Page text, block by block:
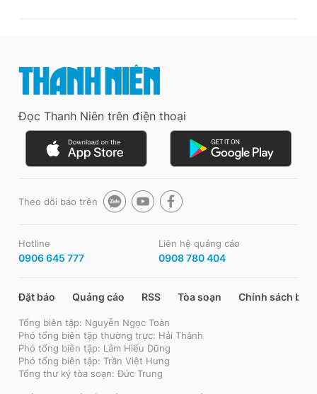
Đọc Thanh Niên trên điện thoại
Theo dõi báo trên
Hotline
0906 645 777
Liên hệ quảng cáo
0908 780 404
Đặt báo Quảng cáo RSS Tòa soạn Chính sách bảo
Tổng biên tập: Nguyễn Ngọc Toàn
Phó tổng biên tập thường trực: Hải Thành
Phó tổng biên tập: Lâm Hiếu Dũng
Phó tổng biên tập: Trần Việt Hưng
Tổng thư ký tòa soạn: Đức Trung